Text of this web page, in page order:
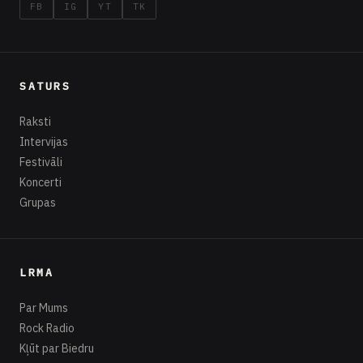
FB IG YT TK
SATURS
Raksti
Intervijas
Festivāli
Koncerti
Grupas
LRMA
Par Mums
Rock Radio
Kļūt par Biedru